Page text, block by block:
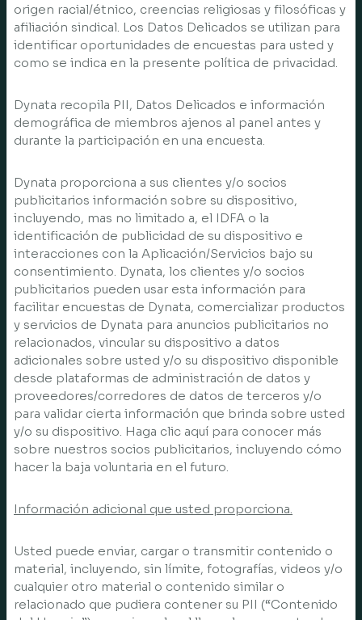
origen racial/étnico, creencias religiosas y filosóficas y
afiliación sindical. Los Datos Delicados se utilizan para
identificar oportunidades de encuestas para usted y
como se indica en la presente política de privacidad.
Dynata recopila PII, Datos Delicados e información
demográfica de miembros ajenos al panel antes y
durante la participación en una encuesta.
Dynata proporciona a sus clientes y/o socios
publicitarios información sobre su dispositivo,
incluyendo, mas no limitado a, el IDFA o la
identificación de publicidad de su dispositivo e
interacciones con la Aplicación/Servicios bajo su
consentimiento. Dynata, los clientes y/o socios
publicitarios pueden usar esta información para
facilitar encuestas de Dynata, comercializar productos
y servicios de Dynata para anuncios publicitarios no
relacionados, vincular su dispositivo a datos
adicionales sobre usted y/o su dispositivo disponible
desde plataformas de administración de datos y
proveedores/corredores de datos de terceros y/o
para validar cierta información que brinda sobre usted
y/o su dispositivo. Haga clic aquí para conocer más
sobre nuestros socios publicitarios, incluyendo cómo
hacer la baja voluntaria en el futuro.
Información adicional que usted proporciona.
Usted puede enviar, cargar o transmitir contenido o
material, incluyendo, sin límite, fotografías, videos y/o
cualquier otro material o contenido similar o
relacionado que pudiera contener su PII (“Contenido